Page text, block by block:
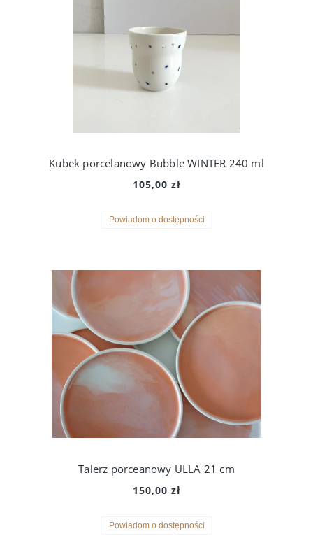
Kubek porcelanowy Bubble WINTER 240 ml
105,00 zł
Powiadom o dostępności
Talerz porceanowy ULLA 21 cm
150,00 zł
Powiadom o dostępności